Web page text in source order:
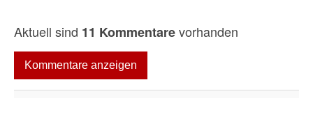
Aktuell sind 11 Kommentarevorhanden
Kommentare anzeigen